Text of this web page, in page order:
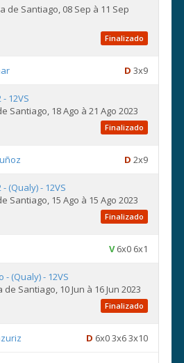
de Santiago, 08 Sep à 11 Sep
Finalizado
D 3x9
12VS
Santiago, 18 Ago à 21 Ago 2023
Finalizado
D 2x9
(Qualy) - 12VS
Santiago, 15 Ago à 15 Ago 2023
Finalizado
V6x0 6x1
(Qualy) - 12VS
Santiago, 10 Jun à 16 Jun 2023
Finalizado
D 6x0 3x6 3x10